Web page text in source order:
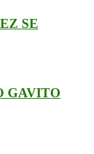
SE
GAVITO